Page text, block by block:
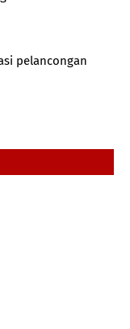
pelancongan